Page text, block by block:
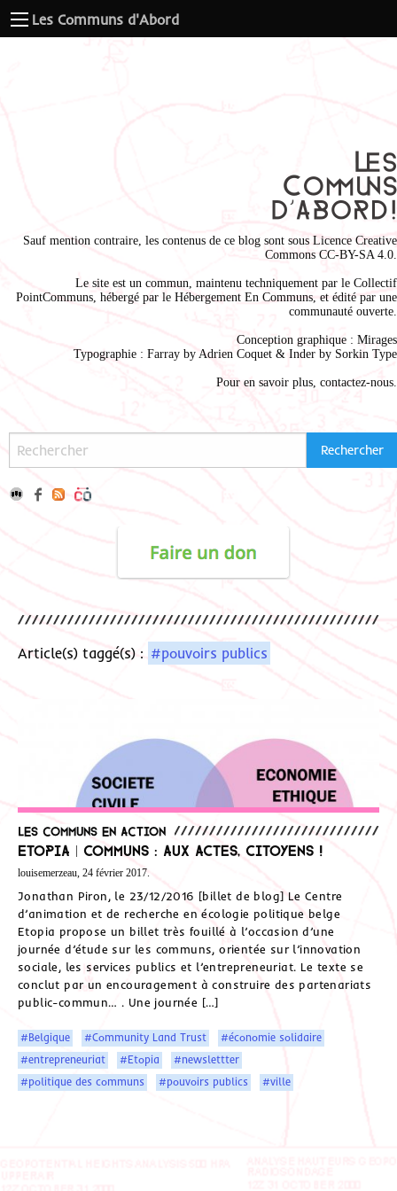
Les Communs d'Abord
Sauf mention contraire, les contenus de ce blog sont sous Licence Creative
Commons CC-BY-SA 4.0
Le site est un commun, maintenu techniquement par le Collectif
PointCommuns , hébergé par le Hébergement En Communs , et édité par une
communauté ouverte.
Conception graphique : Mirages
Typographie : Farray by Adrien Coquet & Inder by Sorkin Type
Pour en savoir plus, contactez-nous
Article(s) taggé(s) : #pouvoirs publics
Les communs en action
Etopia | Communs : aux actes, citoyens !
louisemerzeau, 24 février 2017.
Jonathan Piron, le 23/12/2016 [billet de blog] Le Centre
d’animation et de recherche en écologie politique belge
Etopia propose un billet très fouillé à l’occasion d’une
journée d’étude sur les communs, orientée sur l’innovation
sociale, les services publics et l’entrepreneuriat. Le texte se
conclut par un encouragement à construire des partenariats
public-commun… . Une journée […]
#Belgique #Community Land Trust
#économie solidaire
#entrepreneuriat
#Etopia
#newslettter
#politique des communs
#pouvoirs publics #ville